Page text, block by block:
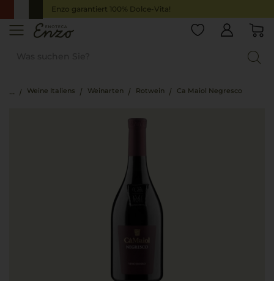
Enzo garantiert 100% Dolce-Vita!
Weine Italiens Weinarten Rotwein Ca Maiol Negresco